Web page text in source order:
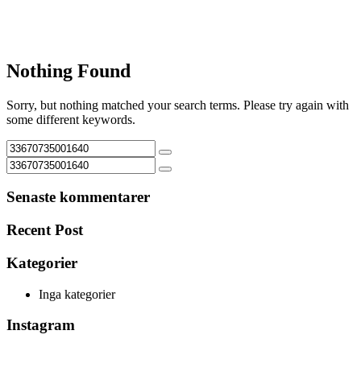
Nothing Found
Sorry, but nothing matched your search terms. Please try again with
some different keywords.
Senaste kommentarer
Recent Post
Kategorier
Inga kategorier
Instagram